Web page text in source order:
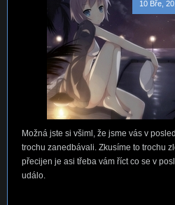
10 Bře,
Možná jste si všiml, že jsme vás v
trochu zanedbávali. Zkusíme to trochu
přecijen je asi třeba vám říct co se v
událo.